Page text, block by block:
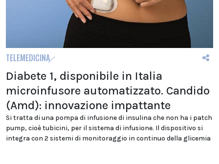
TELEMEDICINA
Diabete 1, disponibile in Italia
microinfusore automatizzato. Candido
(Amd): innovazione impattante
Si tratta di una pompa di infusione di insulina che non ha i patch
pump, cioè tubicini, per il sistema di infusione. Il dispositivo si
integra con 2 sistemi di monitoraggio in continuo della glicemia